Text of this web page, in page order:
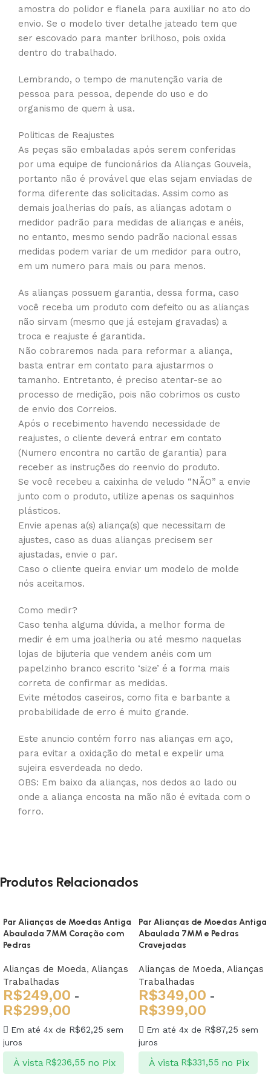
amostra do polidor e flanela para auxiliar no ato do
envio. Se o modelo tiver detalhe jateado tem que
ser escovado para manter brilhoso, pois oxida
dentro do trabalhado.
Lembrando, o tempo de manutenção varia de
pessoa para pessoa, depende do uso e do
organismo de quem à usa.
Politicas de Reajustes
As peças são embaladas após serem conferidas
por uma equipe de funcionários da Alianças Gouveia,
portanto não é provável que elas sejam enviadas de
forma diferente das solicitadas. Assim como as
demais joalherias do país, as alianças adotam o
medidor padrão para medidas de alianças e anéis,
no entanto, mesmo sendo padrão nacional essas
medidas podem variar de um medidor para outro,
em um numero para mais ou para menos.
As alianças possuem garantia, dessa forma, caso
você receba um produto com defeito ou as alianças
não sirvam (mesmo que já estejam gravadas) a
troca e reajuste é garantida.
Não cobraremos nada para reformar a aliança,
basta entrar em contato para ajustarmos o
tamanho. Entretanto, é preciso atentar-se ao
processo de medição, pois não cobrimos os custo
de envio dos Correios.
Após o recebimento havendo necessidade de
reajustes, o cliente deverá entrar em contato
(Numero encontra no cartão de garantia) para
receber as instruções do reenvio do produto.
Se você recebeu a caixinha de veludo “NÃO” a envie
junto com o produto, utilize apenas os saquinhos
plásticos.
Envie apenas a(s) aliança(s) que necessitam de
ajustes, caso as duas alianças precisem ser
ajustadas, envie o par.
Caso o cliente queira enviar um modelo de molde
nós aceitamos.
Como medir?
Caso tenha alguma dúvida, a melhor forma de
medir é em uma joalheria ou até mesmo naquelas
lojas de bijuteria que vendem anéis com um
papelzinho branco escrito ‘size’ é a forma mais
correta de confirmar as medidas.
Evite métodos caseiros, como fita e barbante a
probabilidade de erro é muito grande.
Este anuncio contém forro nas alianças em aço,
para evitar a oxidação do metal e expelir uma
sujeira esverdeada no dedo.
OBS: Em baixo da alianças, nos dedos ao lado ou
onde a aliança encosta na mão não é evitada com o
forro.
Produtos Relacionados
Par Alianças de Moedas Antiga
Abaulada 7MM Coração com
Pedras
Alianças de Moeda, Alianças
Trabalhadas
R$249,00 -
R$299,00
Em até 4x de R$62,25 sem
juros
À vista R$236,55 no Pix
Par Alianças de Moedas Antiga
Abaulada 7MM e Pedras
Cravejadas
Alianças de Moeda, Alianças
Trabalhadas
R$349,00 -
R$399,00
Em até 4x de R$87,25 sem
juros
À vista R$331,55 no Pix